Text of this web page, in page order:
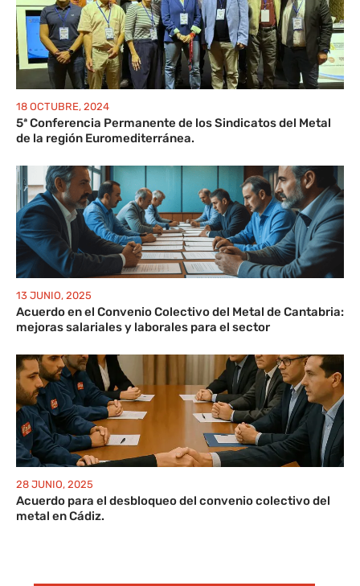
18 OCTUBRE, 2024
5ª Conferencia Permanente de los Sindicatos del Metal
de la región Euromediterránea.
13 JUNIO, 2025
Acuerdo en el Convenio Colectivo del Metal de Cantabria:
mejoras salariales y laborales para el sector
28 JUNIO, 2025
Acuerdo para el desbloqueo del convenio colectivo del
metal en Cádiz.